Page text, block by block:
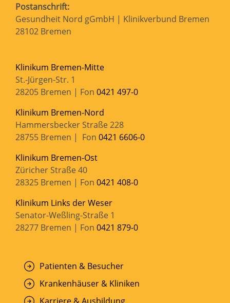
Postanschrift:
Gesundheit Nord gGmbH | Klinikverbund Bremen
28102 Bremen
Klinikum Bremen-Mitte
St.-Jürgen-Str. 1
28205 Bremen | Fon 0421 497-0
Klinikum Bremen-Nord
Hammersbecker Straße 228
28755 Bremen | Fon 0421 6606-0
Klinikum Bremen-Ost
Züricher Straße 40
28325 Bremen | Fon 0421 408-0
Klinikum Links der Weser
Senator-Weßling-Straße 1
28277 Bremen | Fon 0421 879-0
Patienten & Besucher
Krankenhäuser & Kliniken